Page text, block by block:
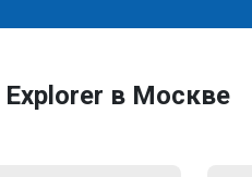
в Москве